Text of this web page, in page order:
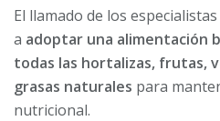
El llamado de los
a adoptar una alimentación
todas las hortalizas, frutas,
grasas naturales para
nutricional.